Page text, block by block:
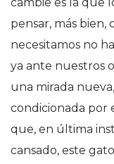
pensar, más bien,
necesitamos no
ya ante nuestros
una mirada
condicionada por
que, en última
cansado, este